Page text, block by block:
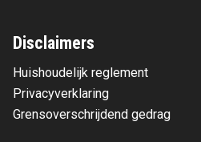
Disclaimers
Huishoudelijk reglement
Privacyverklaring
Grensoverschrijdend gedrag